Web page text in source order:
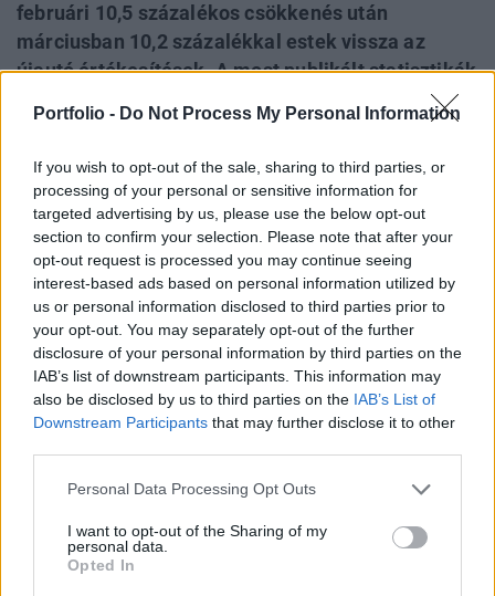
Portfolio - Do Not Process My Personal Information
If you wish to opt-out of the sale, sharing to third parties, or
processing of your personal or sensitive information for
targeted advertising by us, please use the below opt-out
section to confirm your selection. Please note that after your
opt-out request is processed you may continue seeing
interest-based ads based on personal information utilized by
us or personal information disclosed to third parties prior to
your opt-out. You may separately opt-out of the further
disclosure of your personal information by third parties on the
IAB’s list of downstream participants. This information may
also be disclosed by us to third parties on the IAB’s List of
Downstream Participants that may further disclose it to other
Personal Data Processing Opt Outs
I want to opt-out of the Sharing of my
personal data.
Opted In
februári 10,5 százalékos csökkenés után
márciusban 10,2 százalékkal estek vissza az
újautó értékesítések. A most publikált statisztikák
is azokat a véleményeket erősítik, amik a piac
2013-as negatív kilátásaira vonatkoznak. A
probléma súlyosságát jól mutatja, hogy
márciusban ismét minden európai autógyártónál
csökkenő értékesítés volt tapasztalható, a vizsgált
időszak nagy vesztese ezúttal a PSA Peugeot
Citroen volt - derül ki az Európai Autógyártók
Szövetségének (ACEA) legfrissebb statisztikáiból.
A márciusi hónapban tovább folytatódott a visszaesés az
európai autópiacon, ebben az időszakban 1,3 millió darab
járművet regisztráltak, ez 10,2 százalékos csökkenés
Európában a megelőző év azonos időszakához képest. A
mostani volt zsinórban a 18. olyan hónap, amikor csökkent
az újautók regisztrációjának a száma.A mostani adatok is
KEDVES OLVASÓNK!